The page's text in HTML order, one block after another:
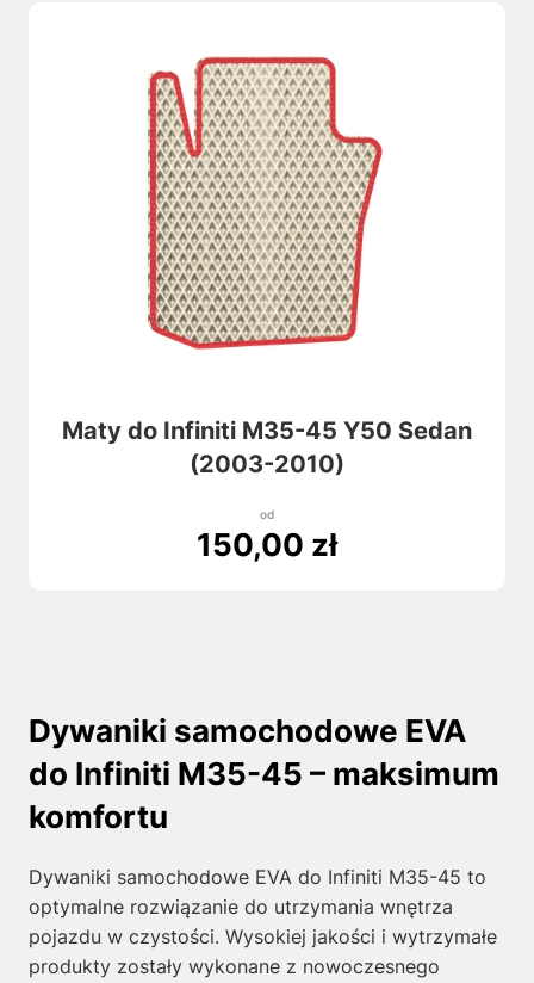
Maty do Infiniti M35-45 Y50 Sedan
(2003-2010)
od
150,00 zł
Dywaniki samochodowe EVA
do Infiniti M35-45 – maksimum
komfortu
Dywaniki samochodowe EVA do Infiniti M35-45 to
optymalne rozwiązanie do utrzymania wnętrza
pojazdu w czystości. Wysokiej jakości i wytrzymałe
produkty zostały wykonane z nowoczesnego